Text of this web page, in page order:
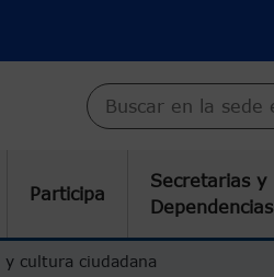
Buscar en Cartagena
submenu
Participa
Secretarias y
Dependencias
cultura ciudadana